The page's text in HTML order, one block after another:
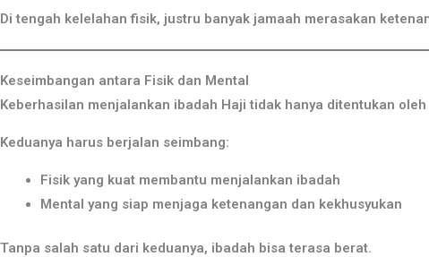
Di tengah kelelahan fisik, justru banyak jamaah merasakan
Keseimbangan antara Fisik dan Mental
Keberhasilan menjalankan ibadah Haji tidak hanya ditentukan
Keduanya harus berjalan seimbang:
Fisik yang kuat membantu menjalankan ibadah
Mental yang siap menjaga ketenangan dan kekhusyukan
Tanpa salah satu dari keduanya, ibadah bisa terasa berat.